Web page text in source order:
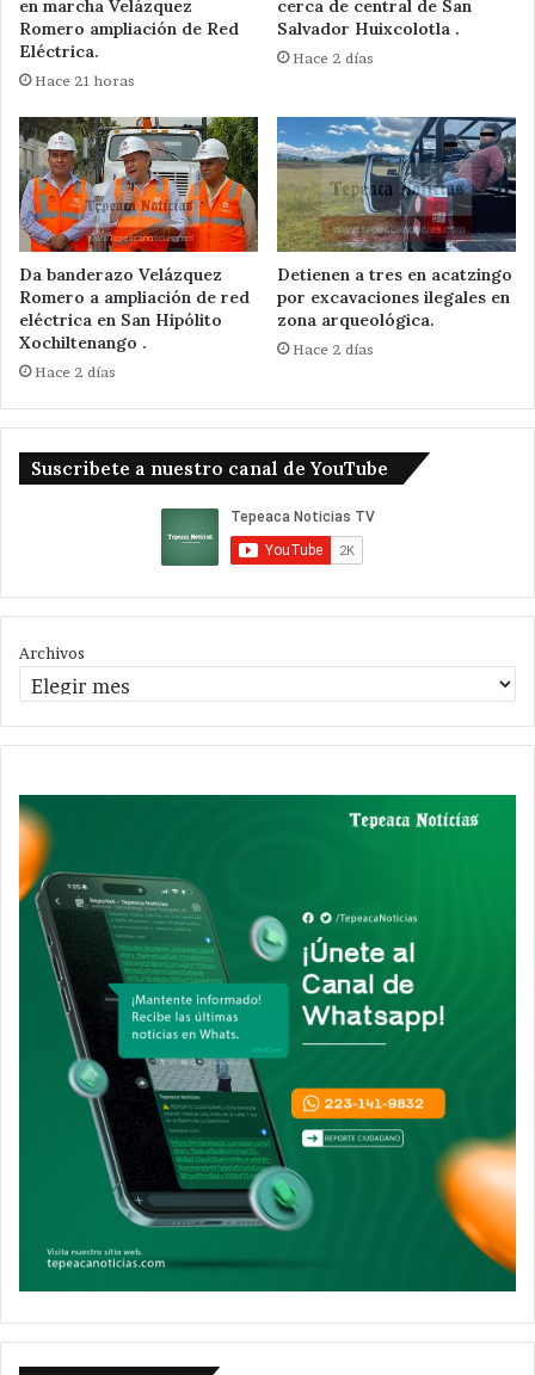
en marcha Velázquez
Romero ampliación de Red
Eléctrica.
Hace 21 horas
cerca de central de San
Salvador Huixcolotla .
Hace 2 días
Da banderazo Velázquez
Romero a ampliación de red
eléctrica en San Hipólito
Xochiltenango .
Hace 2 días
Detienen a tres en acatzingo
por excavaciones ilegales en
zona arqueológica.
Hace 2 días
Suscribete a nuestro canal de YouTube
Archivos